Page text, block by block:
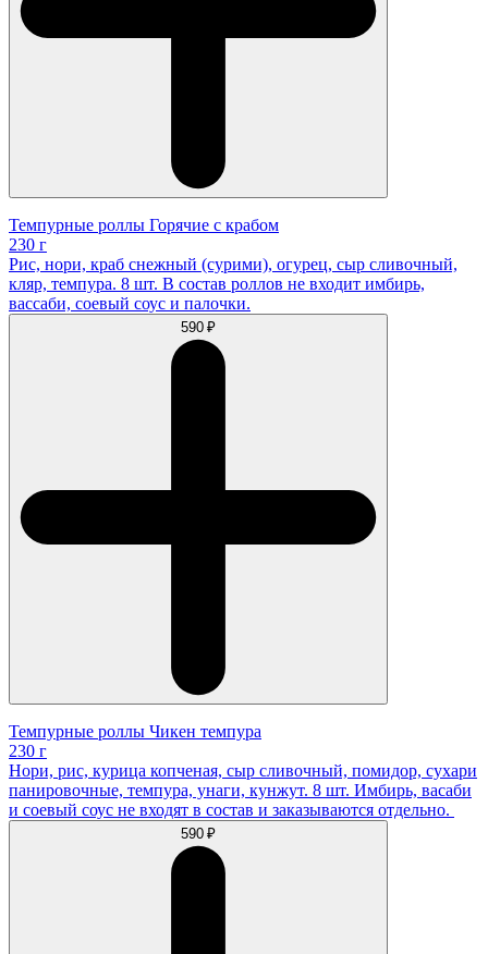
Темпурные роллы Горячие с крабом
230 г
Рис, нори, краб снежный (сурими), огурец, сыр сливочный,
кляр, темпура. 8 шт. В состав роллов не входит имбирь,
вассаби, соевый соус и палочки.
590 ₽
Темпурные роллы Чикен темпура
230 г
Нори, рис, курица копченая, сыр сливочный, помидор, сухари
панировочные, темпура, унаги, кунжут. 8 шт. Имбирь, васаби
и соевый соус не входят в состав и заказываются отдельно.
590 ₽